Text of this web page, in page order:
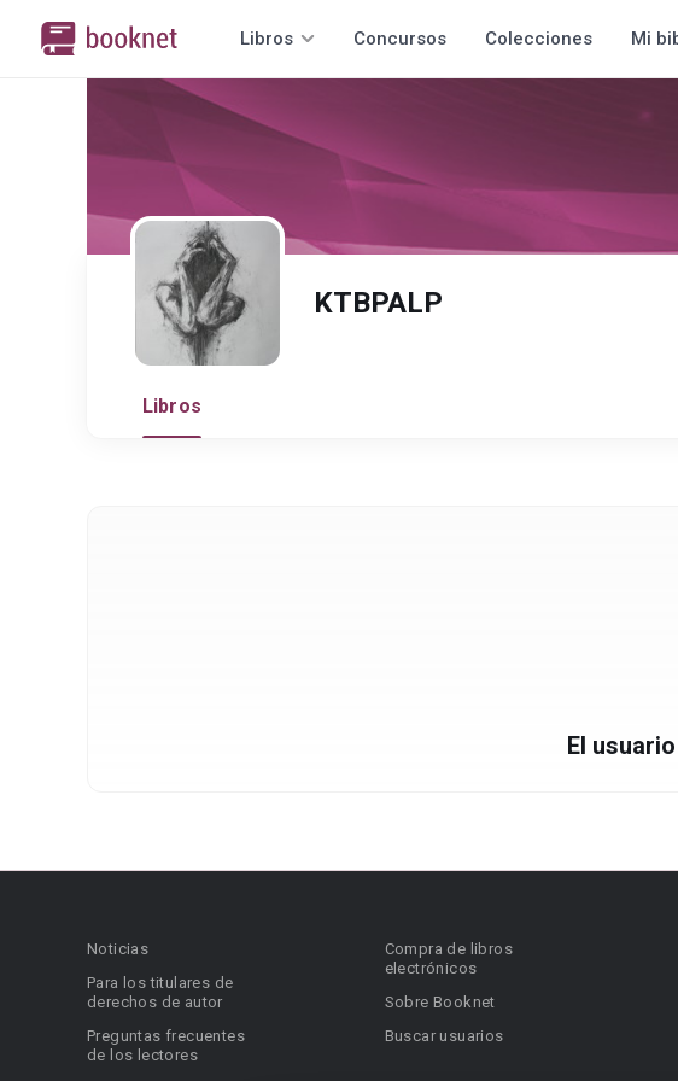
Libros Concursos Colecciones Mi
KTBPALP
Libros
El
Noticias
Para los titulares de
derechos de autor
Preguntas frecuentes
de los lectores
Compra de libros
electrónicos
Sobre Booknet
Buscar usuarios